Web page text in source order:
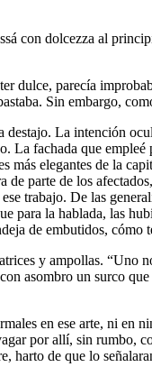
con dolcezza al
dulce, parecía
Sin embargo,
La intención
La fachada que
más elegantes de la
parte de los
trabajo. De las
para la hablada, las
de embutidos,
y ampollas.
asombro un surco
en ese arte, ni
por allí, sin rumbo,
de que lo